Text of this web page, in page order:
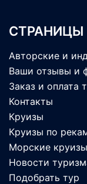
СТРАНИЦЫ
Авторские и
Ваши отзывы и
Заказ и оплата
Контакты
Круизы
Круизы по
Морские круизы
Новости
Подобрать тур